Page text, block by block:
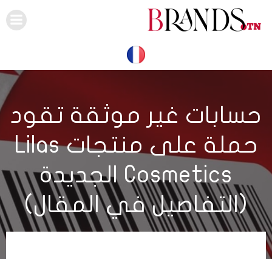
حسابات غير موثقة تقود
حملة على منتجات Lilas
Cosmetics الجديدة
(التفاصيل في المقال)